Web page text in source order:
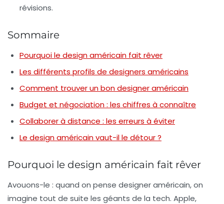
révisions.
Sommaire
Pourquoi le design américain fait rêver
Les différents profils de designers américains
Comment trouver un bon designer américain
Budget et négociation : les chiffres à connaître
Collaborer à distance : les erreurs à éviter
Le design américain vaut-il le détour ?
Pourquoi le design américain fait rêver
Avouons-le : quand on pense designer américain, on
imagine tout de suite les géants de la tech. Apple,